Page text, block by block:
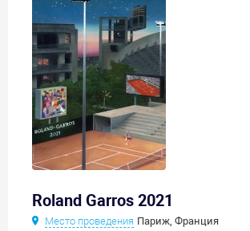
Roland Garros 2021
Место проведения Париж, Франция